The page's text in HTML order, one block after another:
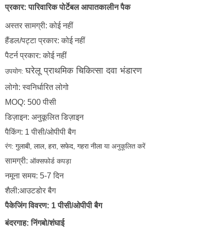
प्रकार:पारिवारिक पोर्टेबल आपातकालीन पैक
अस्तर सामग्री: कोई नहीं
हैंडल/पट्टा प्रकार: कोई नहीं
पैटर्न प्रकार: कोई नहीं
उपयोग:घरेलू प्राथमिक चिकित्सा दवा भंडारण
लोगो: स्वनिर्धारित लोगो
MOQ: 500 पीसी
डिज़ाइन: अनुकूलित डिज़ाइन
पैकिंग: 1 पीसी/ओपीपी बैग
रंग: गुलाबी, लाल, हरा, सफेद, गहरा नीलाया अनुकूलित करें
सामग्री: ऑक्सफोर्ड कपड़ा
नमूना समय: 5-7 दिन
शैली:आउटडोर बैग
पैकेजिंग विवरण: 1 पीसी/ओपीपी बैग
बंदरगाह: निंगबो/शंघाई